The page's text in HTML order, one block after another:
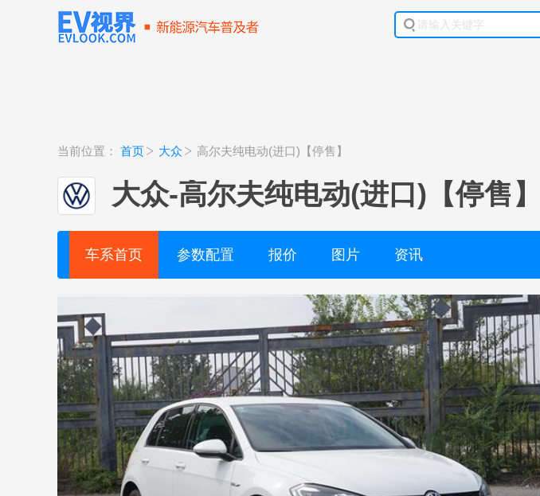
当前位置： 首页 大众 高尔夫纯电动(进口)【停售】
大众-高尔夫纯电动(进口)【停售】
车系首页 参数配置 报价 图片 资讯